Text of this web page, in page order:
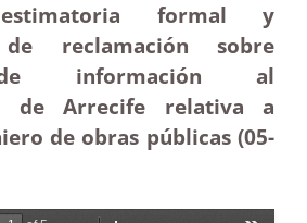
estimatoria formal y
reclamación sobre
información al
de Arrecife relativa a
de obras públicas (05-